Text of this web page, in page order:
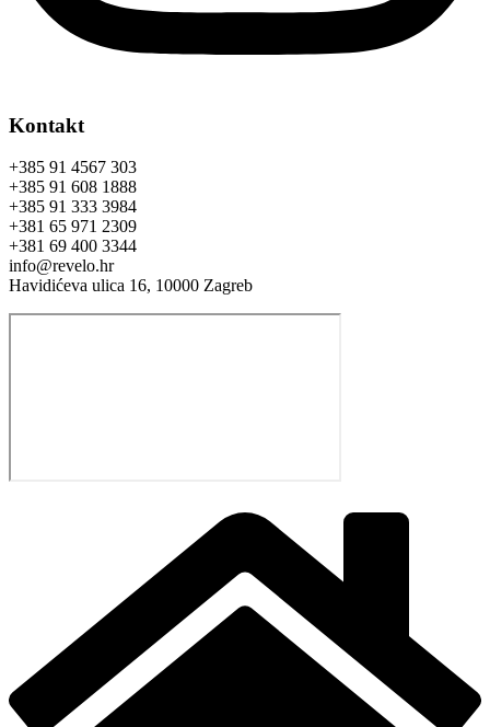
Kontakt
+385 91 4567 303
+385 91 608 1888
+385 91 333 3984
+381 65 971 2309
+381 69 400 3344
info@revelo.hr
Havidićeva ulica 16, 10000 Zagreb